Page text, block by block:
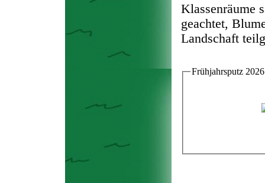
Klassenräume
geachtet,
Landschaft
Frühjahrsputz 2026